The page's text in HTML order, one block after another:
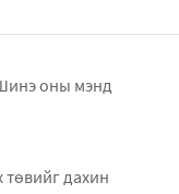
оны мэнд
төвийг дахин